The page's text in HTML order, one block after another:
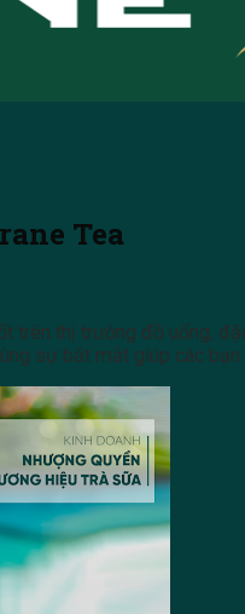
Tea
trên thị trường đồ uống,
sự bắt mắt giúp các